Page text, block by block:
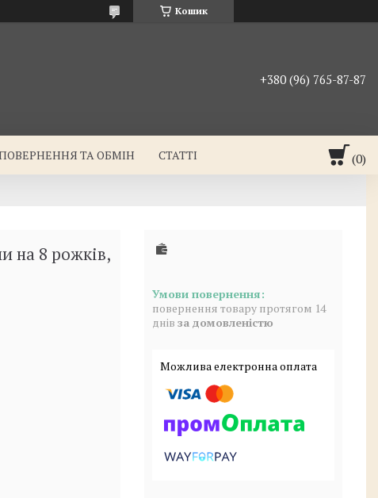
Кошик
+380 (96) 765-87-87
ТА ОБМІН СТАТТІ
на 8 рожків,
повернення товару протягом 14
днів за домовленістю